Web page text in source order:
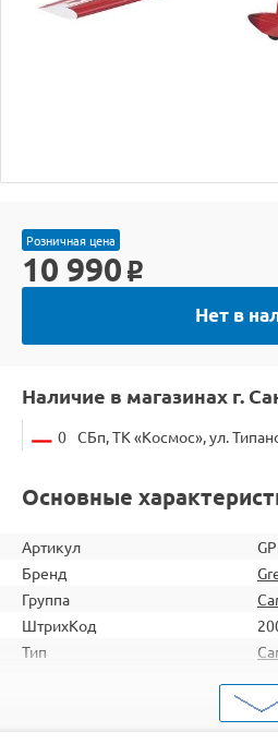
Розничная цена
10 990 o
Нет в
Наличие в магазинах г.
0 СБп, ТК «Космос», ул.
Основные
Артикул
Бренд
Группа
ШтрихКод
Тип